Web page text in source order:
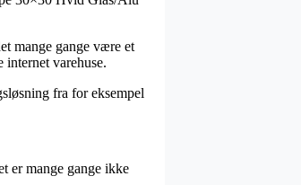
mange gange være et
varehuse.
fra for eksempel
er mange gange ikke